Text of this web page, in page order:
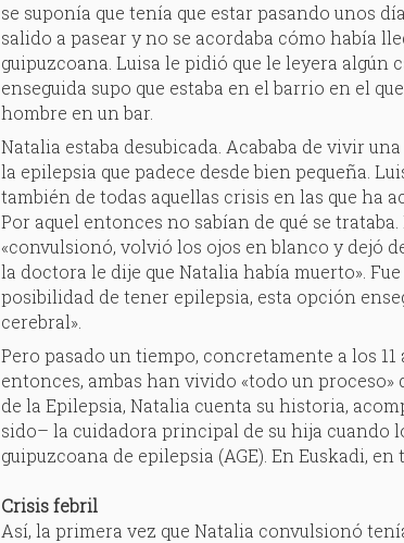
se suponía que tenía que estar pasando unos
salido a pasear y no se acordaba cómo había
guipuzcoana. Luisa le pidió que le leyera algún
enseguida supo que estaba en el barrio en el
hombre en un bar.
Natalia estaba desubicada. Acababa de vivir
la epilepsia que padece desde bien pequeña.
también de todas aquellas crisis en las que ha
Por aquel entonces no sabían de qué se
«convulsionó, volvió los ojos en blanco y dejó
la doctora le dije que Natalia había muerto».
posibilidad de tener epilepsia, esta opción
cerebral».
Pero pasado un tiempo, concretamente a los
entonces, ambas han vivido «todo un
de la Epilepsia, Natalia cuenta su historia,
sido– la cuidadora principal de su hija cuando
guipuzcoana de epilepsia (AGE). En Euskadi,
Crisis febril
Así, la primera vez que Natalia convulsionó